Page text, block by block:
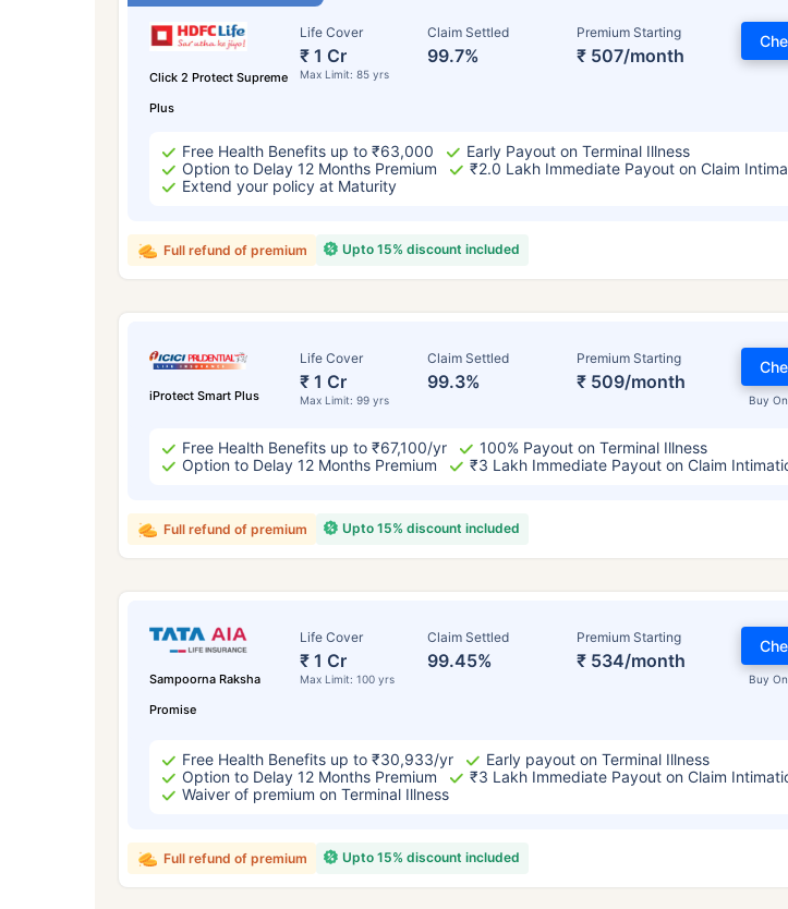
Click 2 Protect Supreme
Plus
Life Cover
₹ 1 Cr
Max Limit: 85 yrs
Claim Settled
99.7%
Premium Starting
₹ 507/month
Free Health Benefits up to ₹63,000
Early Payout on Terminal Illness
Option to Delay 12 Months Premium
₹2.0 Lakh Immediate Payout on Claim
Extend your policy at Maturity
Upto 15% discount included
Full refund of premium
iProtect Smart Plus
Life Cover
₹ 1 Cr
Max Limit: 99 yrs
Claim Settled
99.3%
Premium Starting
₹ 509/month
Buy
Free Health Benefits up to ₹67,100/yr
100% Payout on Terminal Illness
Option to Delay 12 Months Premium
₹3 Lakh Immediate Payout on Claim
Upto 15% discount included
Full refund of premium
Sampoorna Raksha
Promise
Life Cover
₹ 1 Cr
Max Limit: 100 yrs
Claim Settled
99.45%
Premium Starting
₹ 534/month
Buy
Free Health Benefits up to ₹30,933/yr
Early payout on Terminal Illness
Option to Delay 12 Months Premium
₹3 Lakh Immediate Payout on Claim
Waiver of premium on Terminal Illness
Upto 15% discount included
Full refund of premium